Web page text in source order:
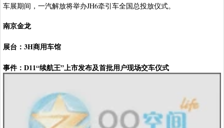
车展期间，一汽解放将举办JH6牵引车全国总投放仪式。
南京金龙
展台：3H商用车馆
事件：D11“续航王”上市发布及首批用户现场交车仪式